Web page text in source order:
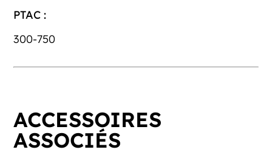
PTAC :
300-750
ACCESSOIRES
ASSOCIÉS